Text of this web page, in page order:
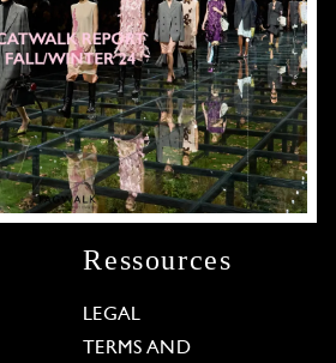
Ressources
LEGAL
TERMS AND